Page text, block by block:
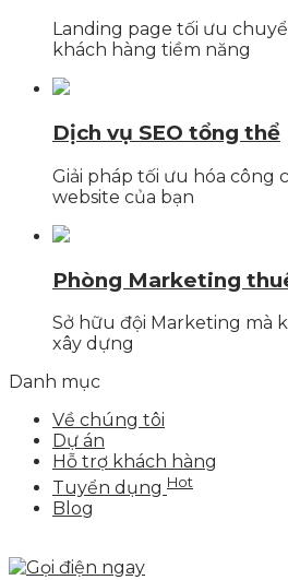
Landing page tối ưu
khách hàng tiềm năng
Dịch vụ SEO tổng thể
Giải pháp tối ưu hóa công
website của bạn
Phòng Marketing
Sở hữu đội Marketing mà
xây dựng
Danh mục
Về chúng tôi
Dự án
Hỗ trợ khách hàng
Tuyển dụng Hot
Blog